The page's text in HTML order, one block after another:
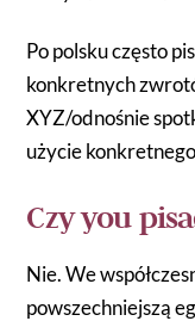
Po polsku często
konkretnych
XYZ/odnośnie
użycie
Czy you
Nie. We
powszechniejszą